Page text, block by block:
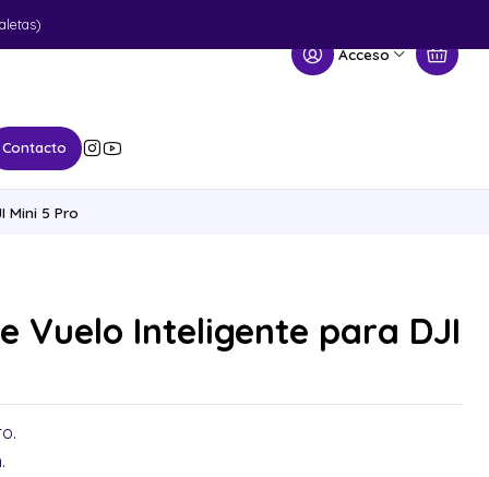
Acceso
Contacto
Mini 5 Pro
Vuelo Inteligente para DJI